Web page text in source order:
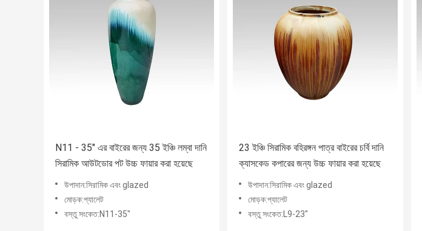
N11 - 35" এর বাইরের জন্য 35 ইঞ্চি লম্বা দানি
সিরামিক আউটডোর পট উচ্চ ফায়ার করা হয়েছে
উপাদান:সিরামিক এবং glazed
মোড়ক:প্যালেট
বস্তু সংকেত:N11-35"
23 ইঞ্চি সিরামিক বহিরঙ্গন পাত্র বাইরের চর্বি দানি
ক্যাসকেড কপারের জন্য উচ্চ ফায়ার করা হয়েছে
উপাদান:সিরামিক এবং glazed
মোড়ক:প্যালেট
বস্তু সংকেত:L9-23"